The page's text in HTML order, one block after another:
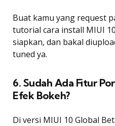
Buat kamu yang request
tutorial cara install MIUI
siapkan, dan bakal
tuned ya.
6. Sudah Ada Fitur
Efek Bokeh?
Di versi MIUI 10 Global